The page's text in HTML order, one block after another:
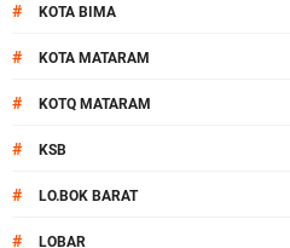
# KOTA BIMA
# KOTA MATARAM
# KOTQ MATARAM
# KSB
# LO.BOK BARAT
# LOBAR